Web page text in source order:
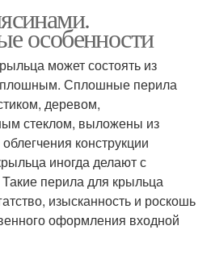
Ступени для крыльца
Основа под крыльцо
особенности
может состоять из
Сплошные перила
деревом,
стеклом, выложены из
конструкции
иногда делают с
перила для крыльца
изысканность и роскошь
оформления входной